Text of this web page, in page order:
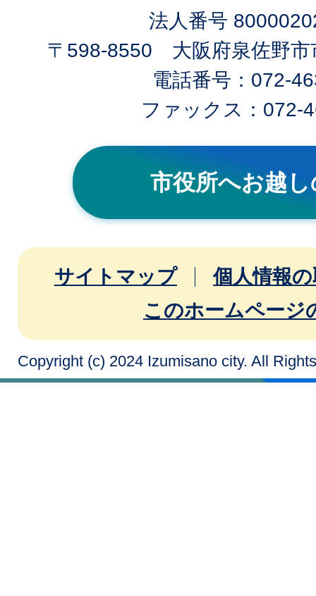
法人番号
〒598-8550 大阪府泉佐野市
電話番号：072-
ファックス：072-
市役所へお越
サイトマップ
個人情報
このホームページ
Copyright (c) 2024 Izumisano city. All